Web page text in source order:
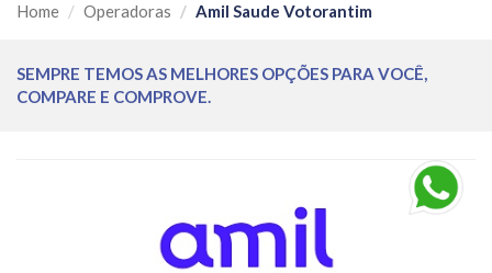
Home Operadoras Amil Saude Votorantim
SEMPRE TEMOS AS MELHORES OPÇÕES PARA VOCÊ,
COMPARE E COMPROVE.